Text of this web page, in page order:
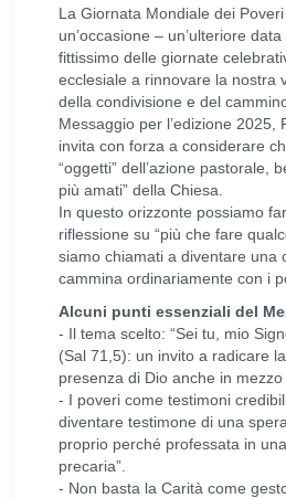
La Giornata Mondiale dei
un’occasione – un’ulteriore
fittissimo delle giornate
ecclesiale a rinnovare la nostra
della condivisione e del
Messaggio per l’edizione 2025,
invita con forza a considerare
“oggetti” dell’azione pastorale,
più amati” della Chiesa.
In questo orizzonte possiamo
riflessione su “più che fare
siamo chiamati a diventare una
cammina ordinariamente con i
Alcuni punti essenziali del
- Il tema scelto: “Sei tu, mio
(Sal 71,5): un invito a radicare
presenza di Dio anche in mezzo
- I poveri come testimoni
diventare testimone di una
proprio perché professata in
precaria”.
- Non basta la Carità come